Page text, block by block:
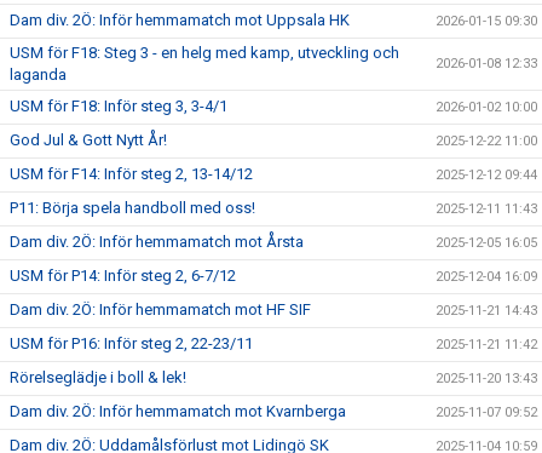
Dam div. 2Ö: Inför hemmamatch mot Uppsala HK 2026-01-15 09:30
USM för F18: Steg 3 - en helg med kamp, utveckling och
laganda
2026-01-08 12:33
USM för F18: Inför steg 3, 3-4/1 2026-01-02 10:00
God Jul & Gott Nytt År! 2025-12-22 11:00
USM för F14: Inför steg 2, 13-14/12 2025-12-12 09:44
P11: Börja spela handboll med oss! 2025-12-11 11:43
Dam div. 2Ö: Inför hemmamatch mot Årsta 2025-12-05 16:05
USM för P14: Inför steg 2, 6-7/12 2025-12-04 16:09
Dam div. 2Ö: Inför hemmamatch mot HF SIF 2025-11-21 14:43
USM för P16: Inför steg 2, 22-23/11 2025-11-21 11:42
Rörelseglädje i boll & lek! 2025-11-20 13:43
Dam div. 2Ö: Inför hemmamatch mot Kvarnberga 2025-11-07 09:52
Dam div. 2Ö: Uddamålsförlust mot Lidingö SK 2025-11-04 10:59